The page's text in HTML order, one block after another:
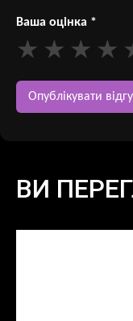
Ваша оцінка *
ВИ